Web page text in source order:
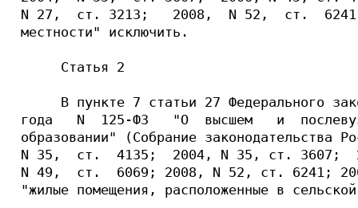
N 27,  ст. 3213;   2008,  N 52,  ст.
местности" исключить.
     Статья 2
В пункте 7 статьи 27 Федерального
года   N  125-ФЗ   "О  высшем   и
образовании" (Собрание законодательства
N 35,  ст.  4135;  2004, N 35, ст. 3607;
N 49,  ст.  6069; 2008, N 52, ст. 6241;
"жилые помещения, расположенные в